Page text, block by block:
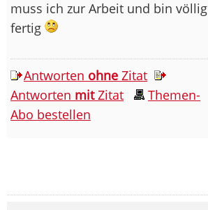
muss ich zur Arbeit und bin völlig
fertig
Antworten ohne Zitat
Antworten mitZitat
Themen-
Abo bestellen